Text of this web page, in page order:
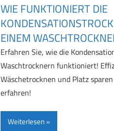
WIE FUNKTIONIERT DIE
EINEM
Erfahren Sie, wie die
Waschtrocknern funktioniert!
Wäschetrocknen und Platz
erfahren!
Weiterlesen